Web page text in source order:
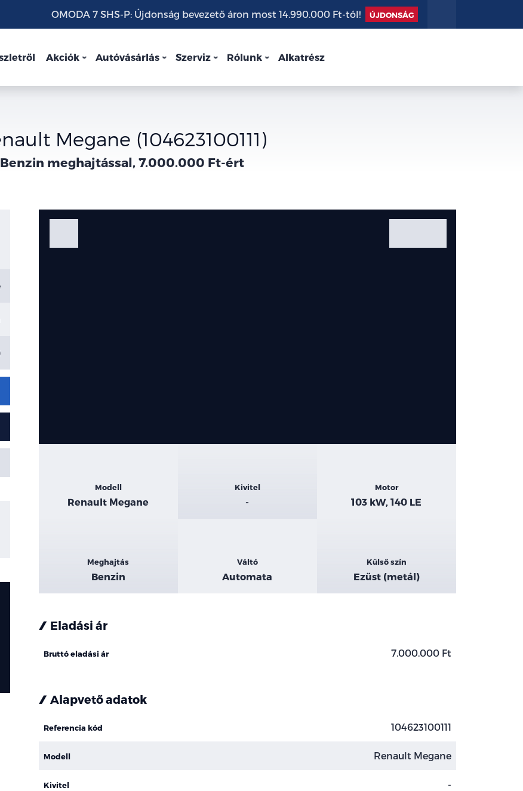
OMODA 7 SHS-P: Újdonság bevezető áron most 14.990.000 Ft-tól! ÚJDONSÁG
Akciók Autóvásárlás Szerviz Rólunk Alkatrész
Megane (104623100111)
Benzin meghajtással, 7.000.000 Ft-ért
Galéria
Kiemelt
adatok
Modell
Renault Megane
Kivitel
-
Motor
103 kW, 140 LE
Meghajtás
Benzin
Váltó
Automata
Külső szín
Ezüst (metál)
Eladási ár
Bruttó eladási ár 7.000.000 Ft
Alapvető adatok
Referencia kód 104623100111
Modell Renault Megane
Kivitel -